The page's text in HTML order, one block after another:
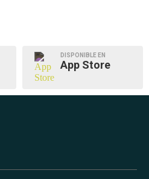
DISPONIBLE EN
App Store